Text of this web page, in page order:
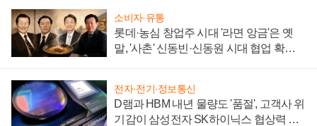
소비자·유통
롯데·농심 창업주 시대 '라면 앙금'은 옛
말, '사촌' 신동빈·신동원 시대 협업 확대
전자·전기·정보통신
D램과 HBM 내년 물량도 '품절', 고객사 위
기감이 삼성전자 SK하이닉스 협상력 더